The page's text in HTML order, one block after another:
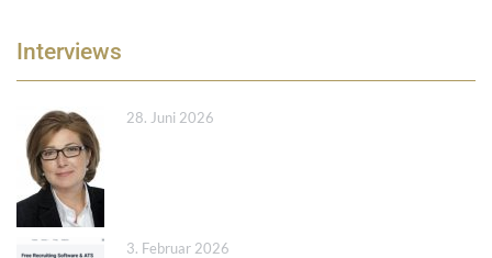
Interviews
28. Juni 2026
3. Februar 2026